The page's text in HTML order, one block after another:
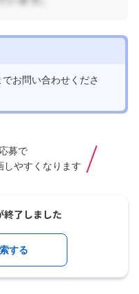
お問い合わせくださ
募で
しやすくなります
する